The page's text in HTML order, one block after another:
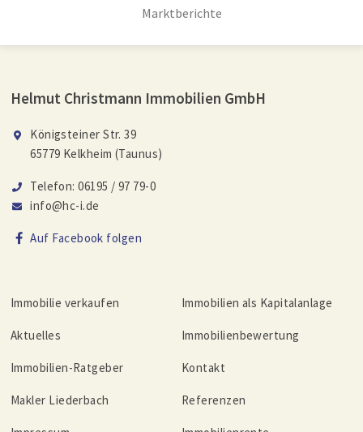
Marktberichte
Helmut Christmann Immobilien GmbH
Königsteiner Str. 39
65779 Kelkheim (Taunus)
Telefon: 06195 / 97 79-0
info@hc-i.de
Auf Facebook folgen
Immobilie verkaufen Immobilien als Kapitalanlage
Aktuelles Immobilienbewertung
Immobilien-Ratgeber Kontakt
Makler Liederbach Referenzen